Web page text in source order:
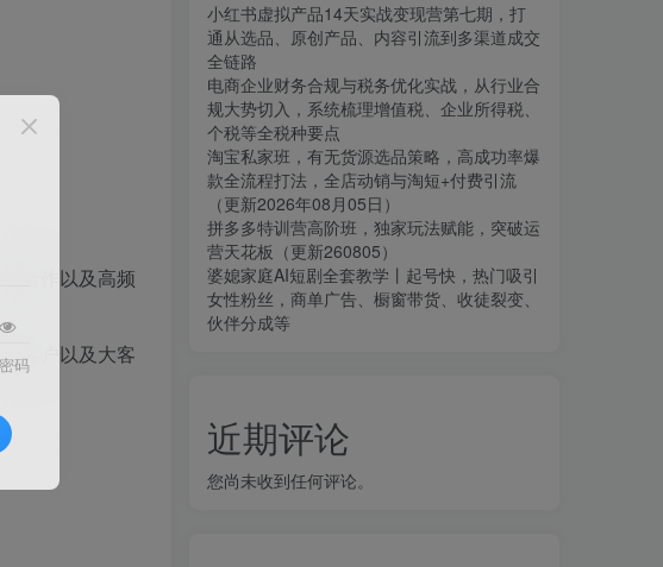
合作以及高频
客户以及大客
小红书虚拟产品14天实战变现营第七期，打
通从选品、原创产品、内容引流到多渠道成交
全链路
电商企业财务合规与税务优化实战，从行业合
规大势切入，系统梳理增值税、企业所得税、
个税等全税种要点
淘宝私家班，有无货源选品策略，高成功率爆
款全流程打法，全店动销与淘短+付费引流
（更新2026年08月05日）
拼多多特训营高阶班，独家玩法赋能，突破运
营天花板（更新260805）
婆媳家庭AI短剧全套教学丨起号快，热门吸引
女性粉丝，商单广告、橱窗带货、收徒裂变、
伙伴分成等
近期评论
您尚未收到任何评论。
码